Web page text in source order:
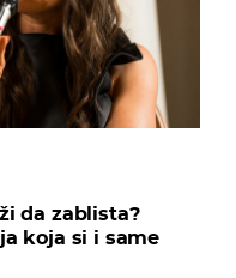
da zablista?
koja si i same